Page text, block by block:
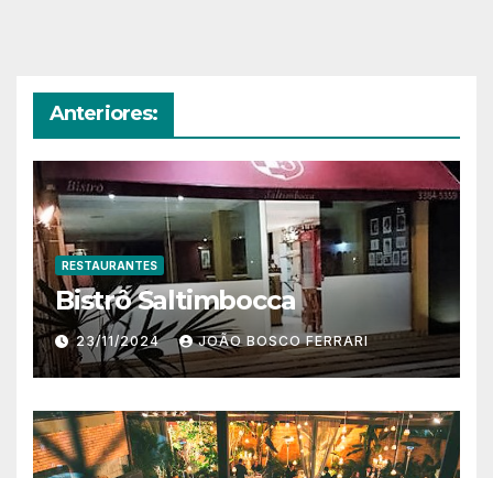
Anteriores:
RESTAURANTES
Bistrô Saltimbocca
23/11/2024 JOÃO BOSCO FERRARI